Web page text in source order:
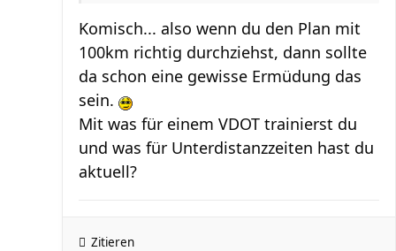
Komisch... also wenn du den Plan mit
100km richtig durchziehst, dann sollte
da schon eine gewisse Ermüdung das
sein.
Mit was für einem VDOT trainierst du
und was für Unterdistanzzeiten hast du
aktuell?
Zitieren